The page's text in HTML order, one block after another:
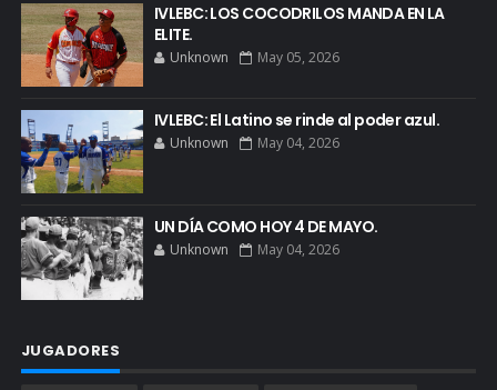
IVLEBC: LOS COCODRILOS MANDA EN LA
ELITE.
Unknown May 05, 2026
IVLEBC: El Latino se rinde al poder azul.
Unknown May 04, 2026
UN DÍA COMO HOY 4 DE MAYO.
Unknown May 04, 2026
JUGADORES